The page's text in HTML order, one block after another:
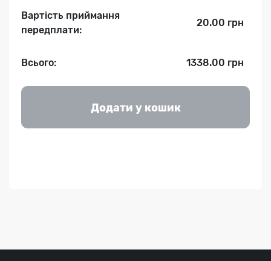
Вартість приймання
передплати:
20.00 грн
Всього: 1338.00 грн
Додати у кошик